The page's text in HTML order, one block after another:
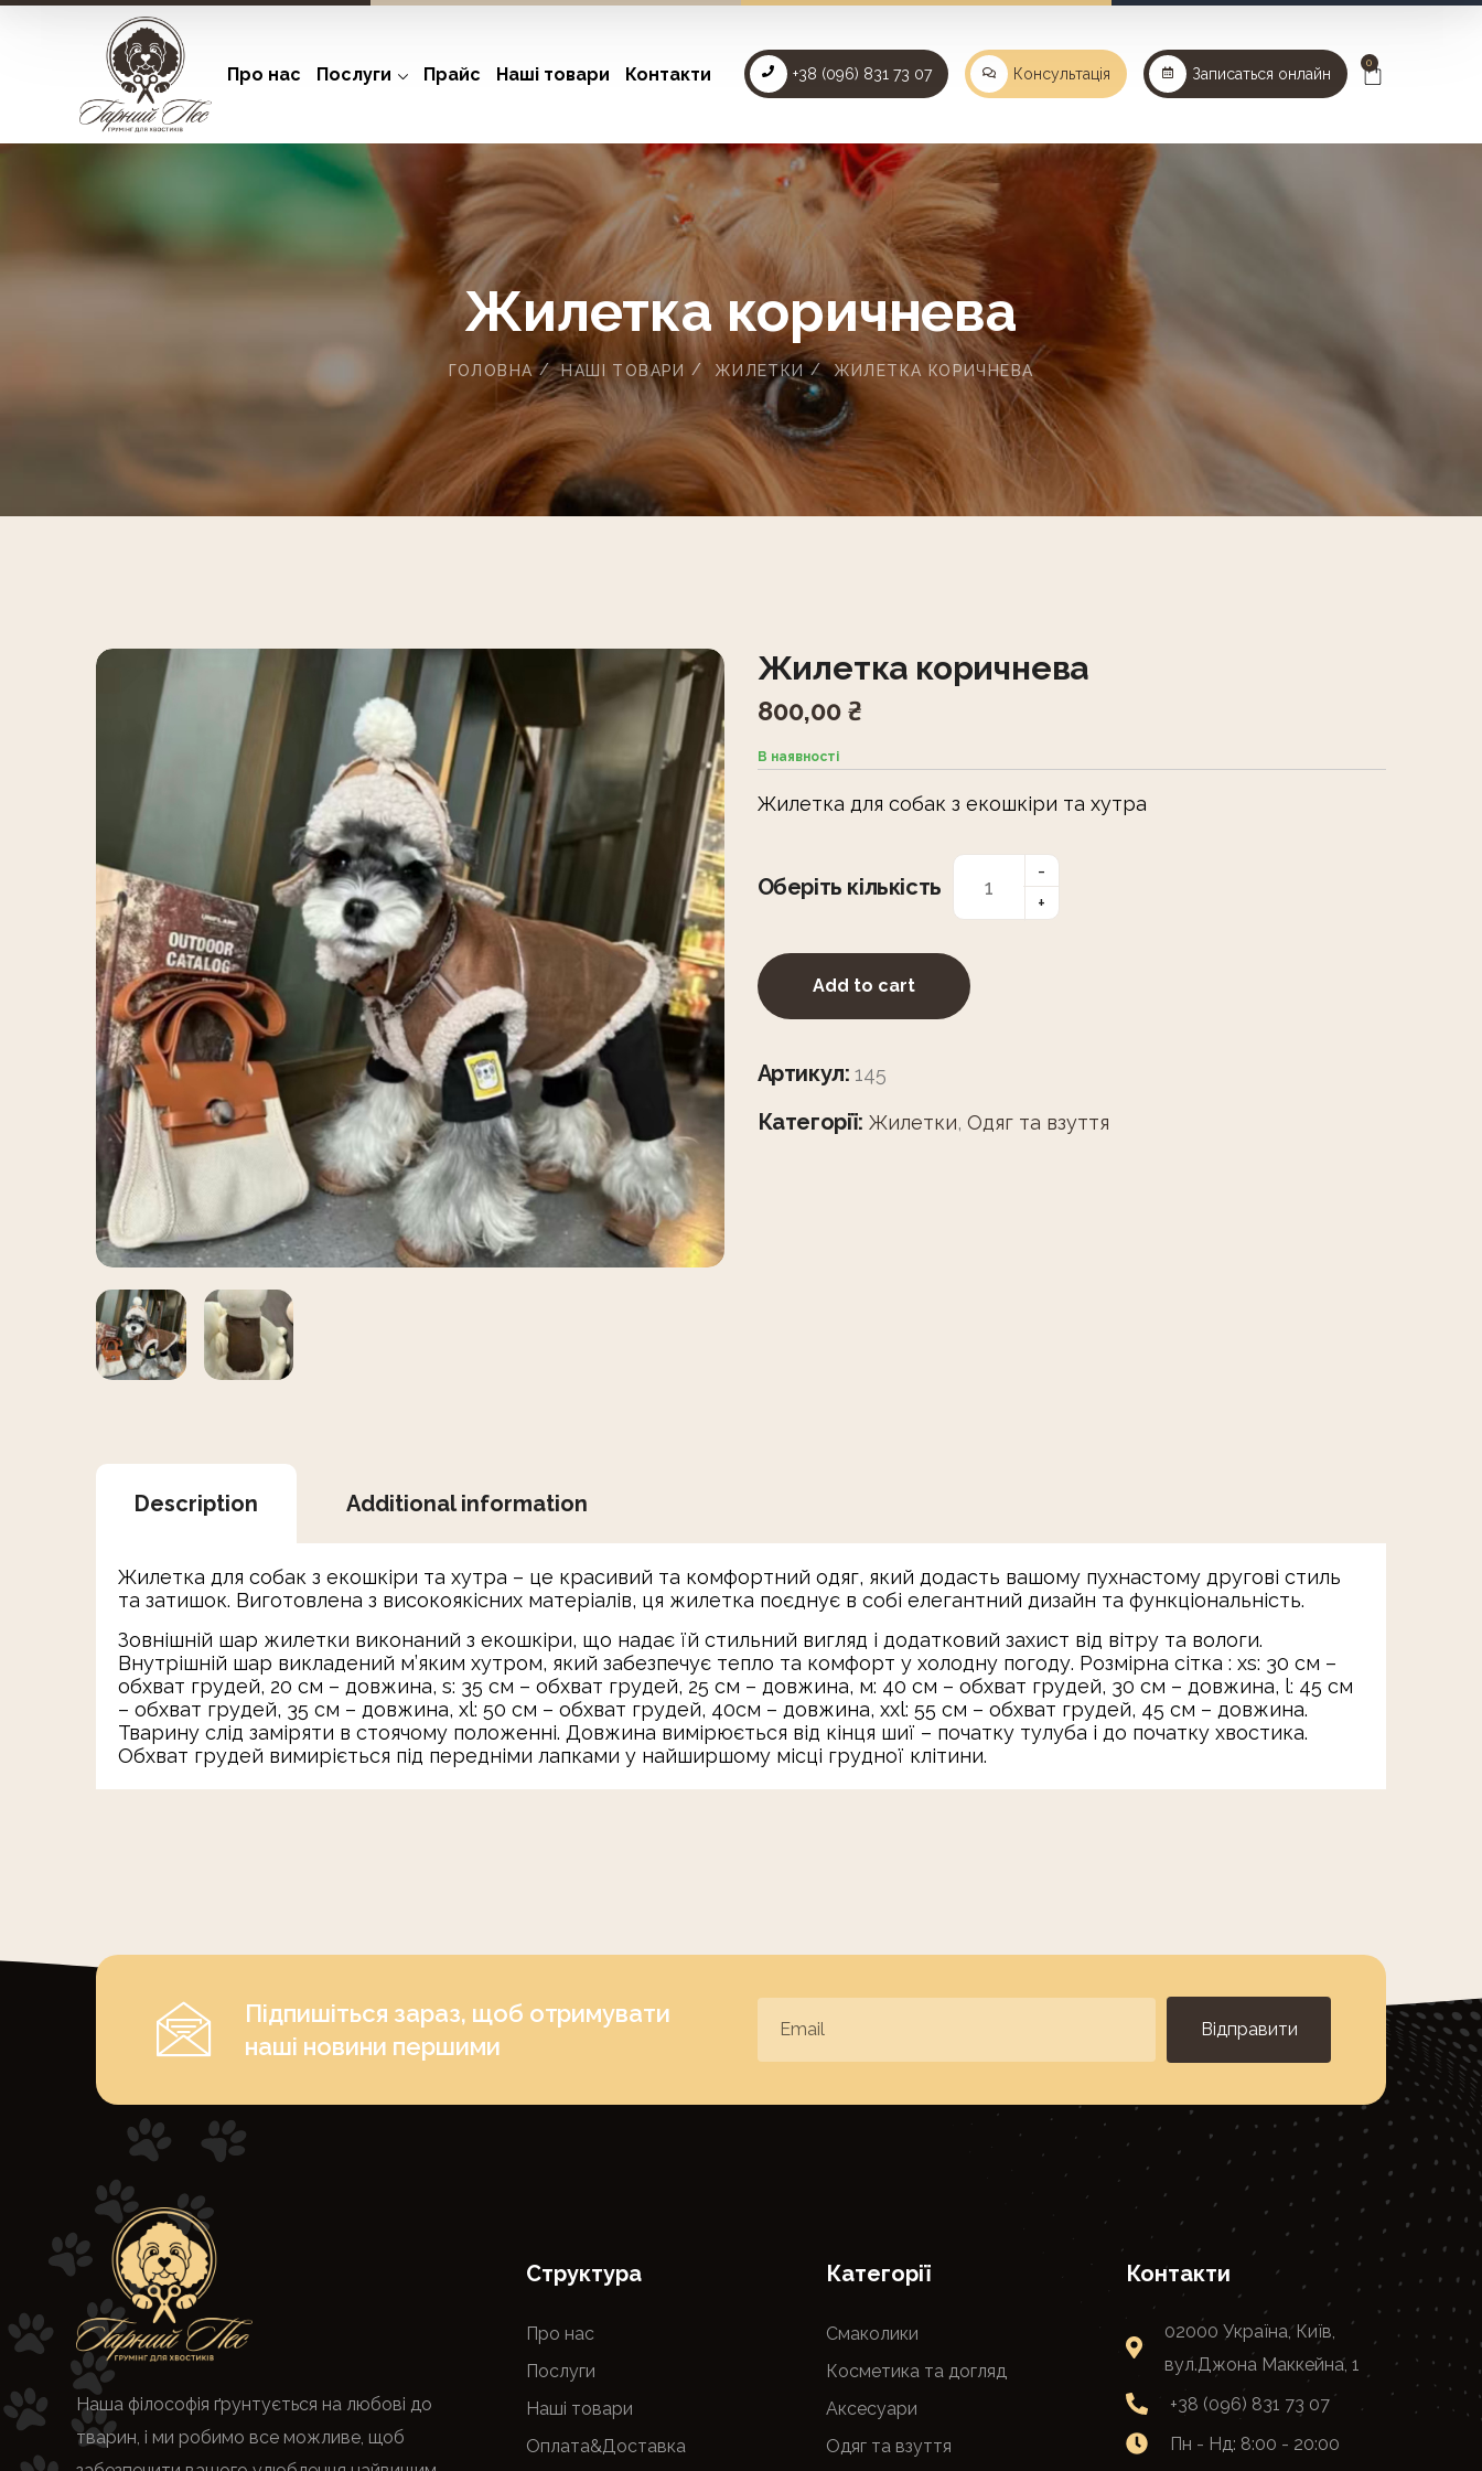
Про нас Послуги Прайс Наші товари Контакти +38 (096) 831 73 07 Консультація Записаться онлайн
0
ГОЛОВНА НАШІ ТОВАРИ ЖИЛЕТКИ ЖИЛЕТКА КОРИЧНЕВА
Жилетка коричнева
Жилетка коричнева
800,00 ₴
В наявності
Жилетка для собак з екошкіри та хутра
Оберіть кількість
Add to cart
Артикул:145
Категорії: Жилетки, Одяг та взуття
Description Additional information
Жилетка для собак з екошкіри та хутра – це красивий та комфортний одяг, який додасть вашому пухнастому другові стиль
та затишок. Виготовлена з високоякісних матеріалів, ця жилетка поєднує в собі елегантний дизайн та функціональність.
Зовнішній шар жилетки виконаний з екошкіри, що надає їй стильний вигляд і додатковий захист від вітру та вологи.
Внутрішній шар викладений м’яким хутром, який забезпечує тепло та комфорт у холодну погоду. Розмірна сітка : xs: 30 см –
обхват грудей, 20 см – довжина, s: 35 см – обхват грудей, 25 см – довжина, м: 40 см – обхват грудей, 30 см – довжина, l: 45 см
– обхват грудей, 35 см – довжина, xl: 50 см – обхват грудей, 40см – довжина, xxl: 55 см – обхват грудей, 45 см – довжина.
Тварину слід заміряти в стоячому положенні. Довжина вимірюється від кінця шиї – початку тулуба і до початку хвостика.
Обхват грудей вимиріється під передніми лапками у найширшому місці грудної клітини.
Підпишіться зараз, щоб отримувати
наші новини першими
Відправити
Наша філософія ґрунтується на любові до
тварин, і ми робимо все можливе, щоб
Cтруктура
Про нас
Послуги
Наші товари
Оплата&Доставка
Категорії
Смаколики
Косметика та догляд
Аксесуари
Одяг та взуття
Контакти
02000 Україна, Київ,
вул.Джона Маккейна, 1
+38 (096) 831 73 07
Пн - Нд: 8:00 - 20:00